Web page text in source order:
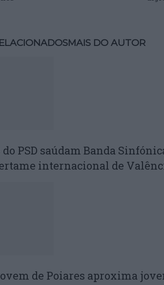
MAIS DO AUTOR
PSD saúdam Banda
internacional de
de Poiares aproxima